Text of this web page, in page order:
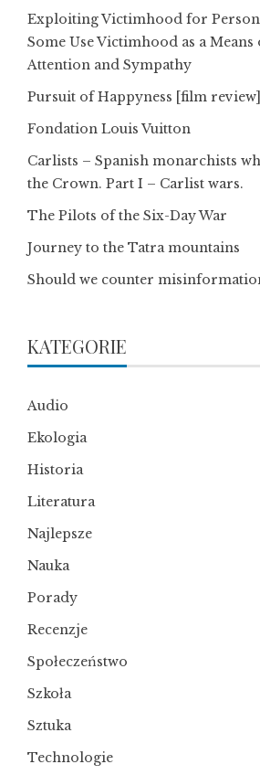
Exploiting Victimhood for
Some Use Victimhood as a
Attention and Sympathy
Pursuit of Happyness [film review]
Fondation Louis Vuitton
Carlists – Spanish monarchists
the Crown. Part I – Carlist wars.
The Pilots of the Six-Day War
Journey to the Tatra mountains
Should we counter
KATEGORIE
Audio
Ekologia
Historia
Literatura
Najlepsze
Nauka
Porady
Recenzje
Społeczeństwo
Szkoła
Sztuka
Technologie